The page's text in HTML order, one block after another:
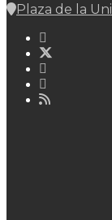
Plaza de la